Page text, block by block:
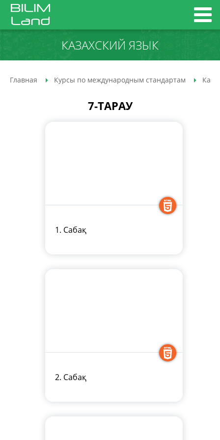
КАЗАХСКИЙ ЯЗЫК
Главная Курсы по международным стандартам
7-ТАРАУ
1. Сабақ
2. Сабақ